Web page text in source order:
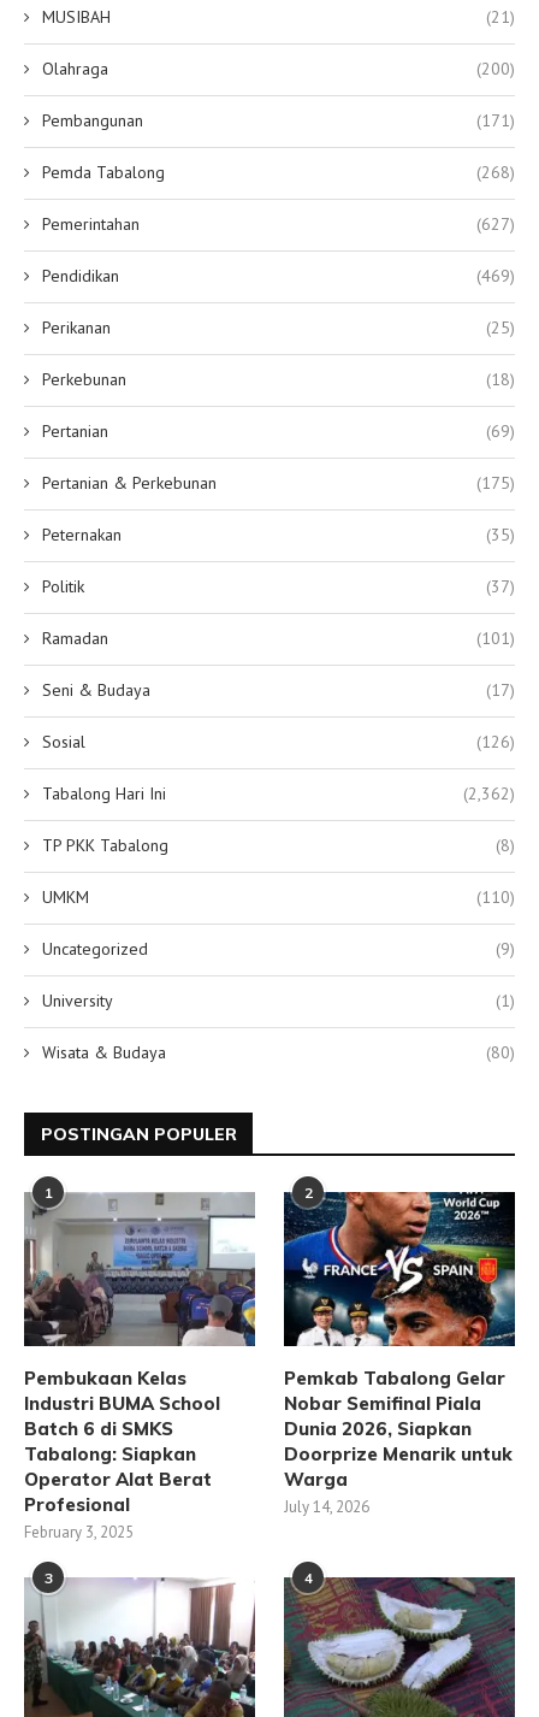
MUSIBAH (21)
Olahraga (200)
Pembangunan (171)
Pemda Tabalong (268)
Pemerintahan (627)
Pendidikan (469)
Perikanan (25)
Perkebunan (18)
Pertanian (69)
Pertanian & Perkebunan (175)
Peternakan (35)
Politik (37)
Ramadan (101)
Seni & Budaya (17)
Sosial (126)
Tabalong Hari Ini (2,362)
TP PKK Tabalong (8)
UMKM (110)
Uncategorized (9)
University (1)
Wisata & Budaya (80)
POSTINGAN POPULER
1
Pembukaan Kelas
Industri BUMA School
Batch 6 di SMKS
Tabalong: Siapkan
Operator Alat Berat
Profesional
February 3, 2025
2
Pemkab Tabalong Gelar
Nobar Semifinal Piala
Dunia 2026, Siapkan
Doorprize Menarik untuk
Warga
July 14, 2026
3 4